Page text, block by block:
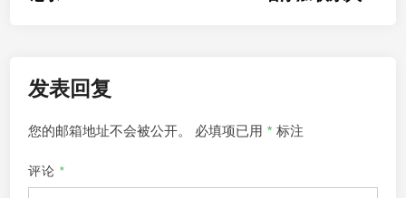
导
发表回复
您的邮箱地址不会被公开。 必填项已用 * 标注
评论 *